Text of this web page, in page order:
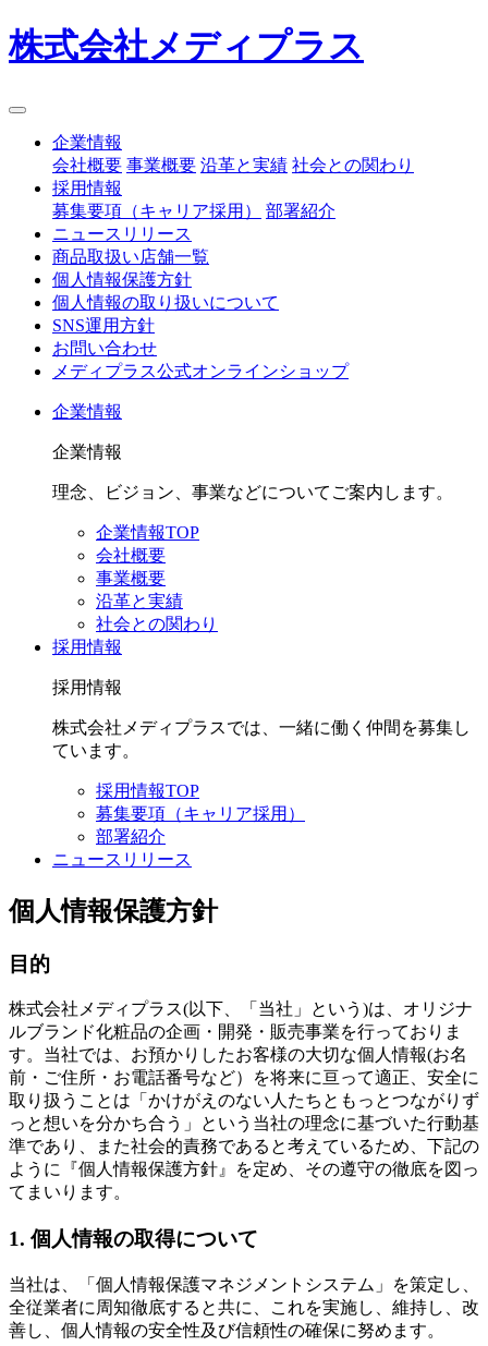
株式会社メディプラス
企業情報
会社概要 事業概要 沿革と実績 社会との関わり
採用情報
募集要項（キャリア採用）
部署紹介
ニュースリリース
商品取扱い店舗一覧
個人情報保護方針
個人情報の取り扱いについて
SNS運用方針
お問い合わせ
メディプラス公式オンラインショップ
企業情報
企業情報
理念、ビジョン、事業などについてご案内します。
企業情報TOP
会社概要
事業概要
沿革と実績
社会との関わり
採用情報
採用情報
株式会社メディプラスでは、一緒に働く仲間を募集し
ています。
採用情報TOP
募集要項（キャリア採用）
部署紹介
ニュースリリース
個人情報保護方針
目的
株式会社メディプラス(以下、「当社」という)は、オリジナ
ルブランド化粧品の企画・開発・販売事業を行っておりま
す。当社では、お預かりしたお客様の大切な個人情報(お名
前・ご住所・お電話番号など）を将来に亘って適正、安全に
取り扱うことは「かけがえのない人たちともっとつながりず
っと想いを分かち合う」という当社の理念に基づいた行動基
準であり、また社会的責務であると考えているため、下記の
ように『個人情報保護方針』を定め、その遵守の徹底を図っ
てまいります。
1. 個人情報の取得について
当社は、「個人情報保護マネジメントシステム」を策定し、
全従業者に周知徹底すると共に、これを実施し、維持し、改
善し、個人情報の安全性及び信頼性の確保に努めます。